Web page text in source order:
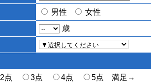
男性
女性
歳
2点 3点 4点
5点 満足→